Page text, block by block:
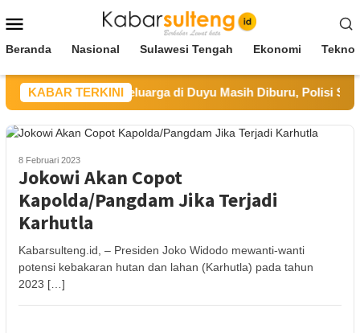
ke
Mobile
Beranda Nasional Sulawesi Tengah Ekonomi
KABAR TERKINI
Satu Keluarga di Duyu Masih Diburu, Polisi Sudah
8 Februari 2023
Jokowi Akan Copot
Kapolda/Pangdam Jika Terjadi
Karhutla
Kabarsulteng.id, – Presiden Joko Widodo mewanti-wanti
potensi kebakaran hutan dan lahan (Karhutla) pada tahun
2023 […]